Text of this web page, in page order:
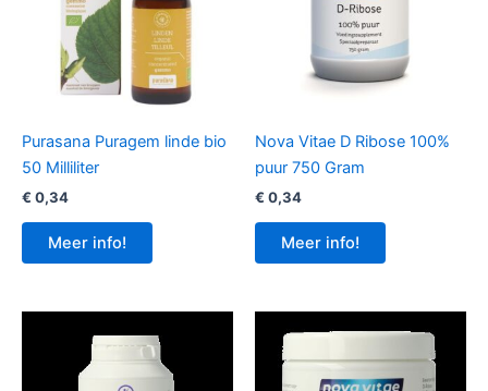
Purasana Puragem linde bio
50 Milliliter
€ 0,34
Meer info!
Nova Vitae D Ribose 100%
puur 750 Gram
€ 0,34
Meer info!